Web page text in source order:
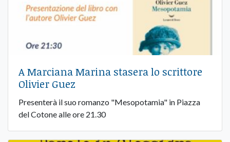
A Marciana Marina stasera lo scrittore
Olivier Guez
Presenterà il suo romanzo "Mesopotamia" in Piazza
del Cotone alle ore 21.30